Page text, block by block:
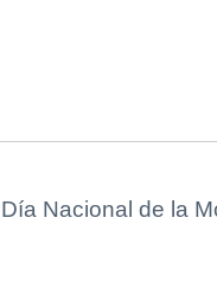
Día Nacional de la